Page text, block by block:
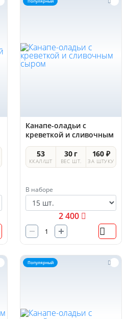
Канапе-оладьи с
креветкой и сливочным
сыром
53
ККАЛ/ШТ
30 г
ВЕС ШТ.
160 ₽
ЗА ШТУКУ
В наборе
2 400
Популярный